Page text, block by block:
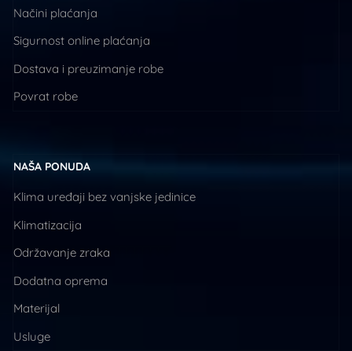
Načini plaćanja
Sigurnost online plaćanja
Dostava i preuzimanje robe
Povrat robe
NAŠA PONUDA
Klima uređaji bez vanjske jedinice
Klimatizacija
Održavanje zraka
Dodatna oprema
Materijal
Usluge